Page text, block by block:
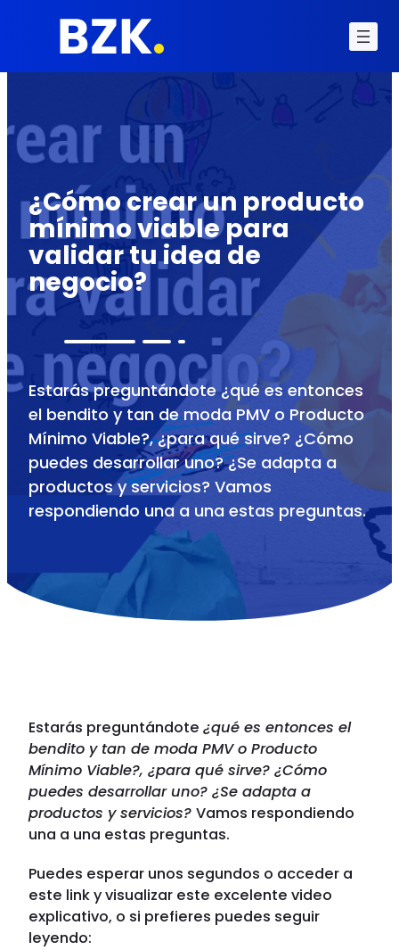
¿Cómo crear un producto
mínimo viable para
validar tu idea de
negocio?
Estarás preguntándote ¿qué es entonces
el bendito y tan de moda PMV o Producto
Mínimo Viable?, ¿para qué sirve? ¿Cómo
puedes desarrollar uno? ¿Se adapta a
productos y servicios? Vamos
respondiendo una a una estas preguntas.
Estarás preguntándote ¿qué es entonces el
bendito y tan de moda PMV o Producto
Mínimo Viable?, ¿para qué sirve? ¿Cómo
puedes desarrollar uno? ¿Se adapta a
productos y servicios? Vamos respondiendo
una a una estas preguntas.
Puedes esperar unos segundos o acceder a
este link y visualizar este excelente video
explicativo, o si prefieres puedes seguir
leyendo: